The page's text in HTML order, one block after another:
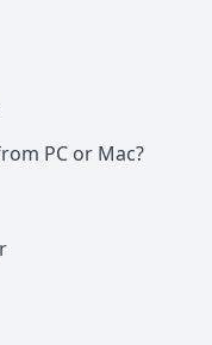
PC or Mac?